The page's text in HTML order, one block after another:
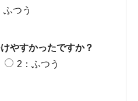
ふつう
やすかったですか？
2：ふつう